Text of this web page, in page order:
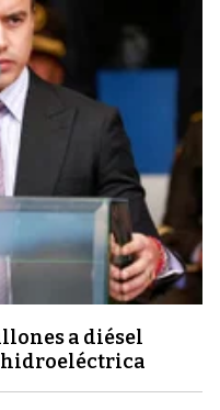
a diésel
hidroeléctrica